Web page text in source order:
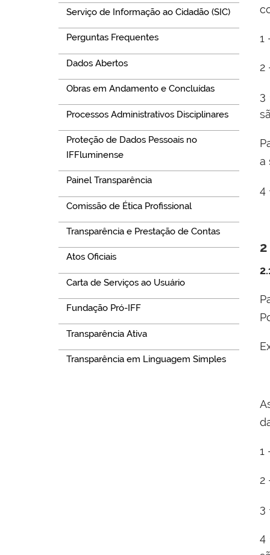
Serviço de Informação ao Cidadão (SIC)
Perguntas Frequentes
Dados Abertos
Obras em Andamento e Concluídas
Processos Administrativos Disciplinares
Proteção de Dados Pessoais no
IFFluminense
Painel Transparência
Comissão de Ética Profissional
Transparência e Prestação de Contas
Atos Oficiais
Carta de Serviços ao Usuário
Fundação Pró-IFF
Transparência Ativa
Transparência em Linguagem Simples
1
2
3
a
4
2
1
2
3
4